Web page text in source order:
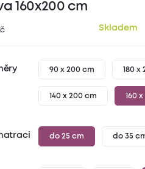
160x200 cm
Skladem
90 x 200 cm 180 x
140 x 200 cm 160
do 25 cm do 35